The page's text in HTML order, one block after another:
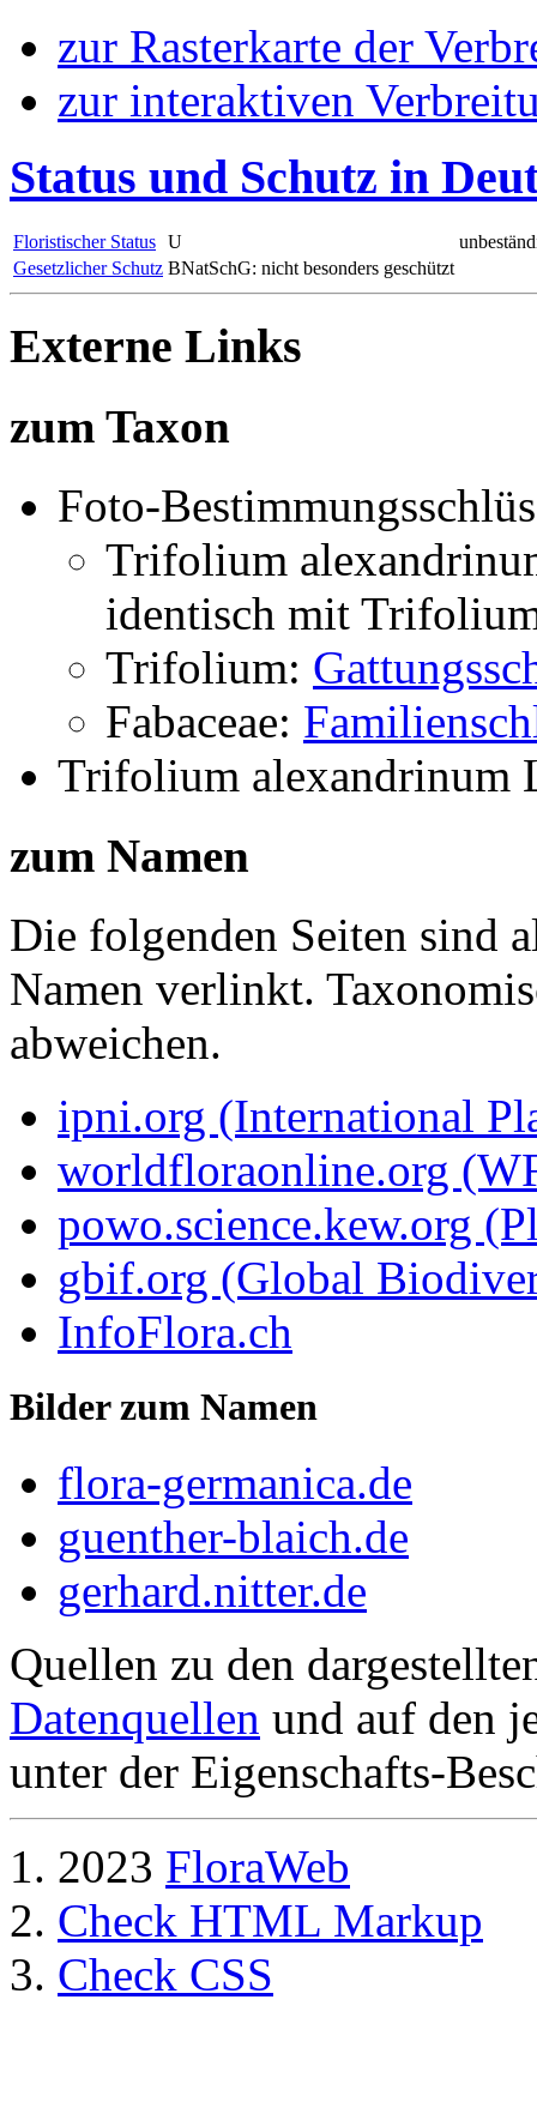
zur Rasterkarte der
zur interaktiven
Status und Schutz in
Floristischer Status U
Gesetzlicher Schutz BNatSchG: nicht besonders geschützt
Externe Links
zum Taxon
Foto-
Trifolium
identisch mit
Trifolium:
Fabaceae:
Trifolium alexandrinum
zum Namen
Die folgenden Seiten sind
Namen verlinkt.
abweichen.
ipni.org (International
worldfloraonline.org
powo.science.kew.org
gbif.org (Global
InfoFlora.ch
Bilder zum Namen
flora-germanica.de
guenther-blaich.de
gerhard.nitter.de
Quellen zu den
Datenquellen und auf den
unter der Eigenschafts-
2023 FloraWeb
Check HTML Markup
Check CSS